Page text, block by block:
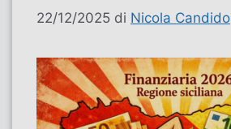
22/12/2025 di Nicola Candido